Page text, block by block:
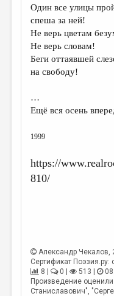
КОЛОНКА РЕДАКТОРА
РЕДКОЛЛЕГИЯ
ОТ РЕДАКЦИИ
МАЛАЯ ПРОЗА
ЭССЕИСТИКА
КУЛЬТУРОВЕДЕНИЕ
ПУБЛИЦИСТИКА
РЕЦЕНЗИРОВАНИЕ
МЕДИА
ВКОНТАКТЕ
Один все улицы
спеша за ней!
Не верь цветам
Не верь словам!
Беги оттаявшей
на свободу!
…
Ещё вся осень
1999
https://
810/
Александр Чекалов,
Сертификат
8 |
0 | 513 |
Произведение
Станиславович",